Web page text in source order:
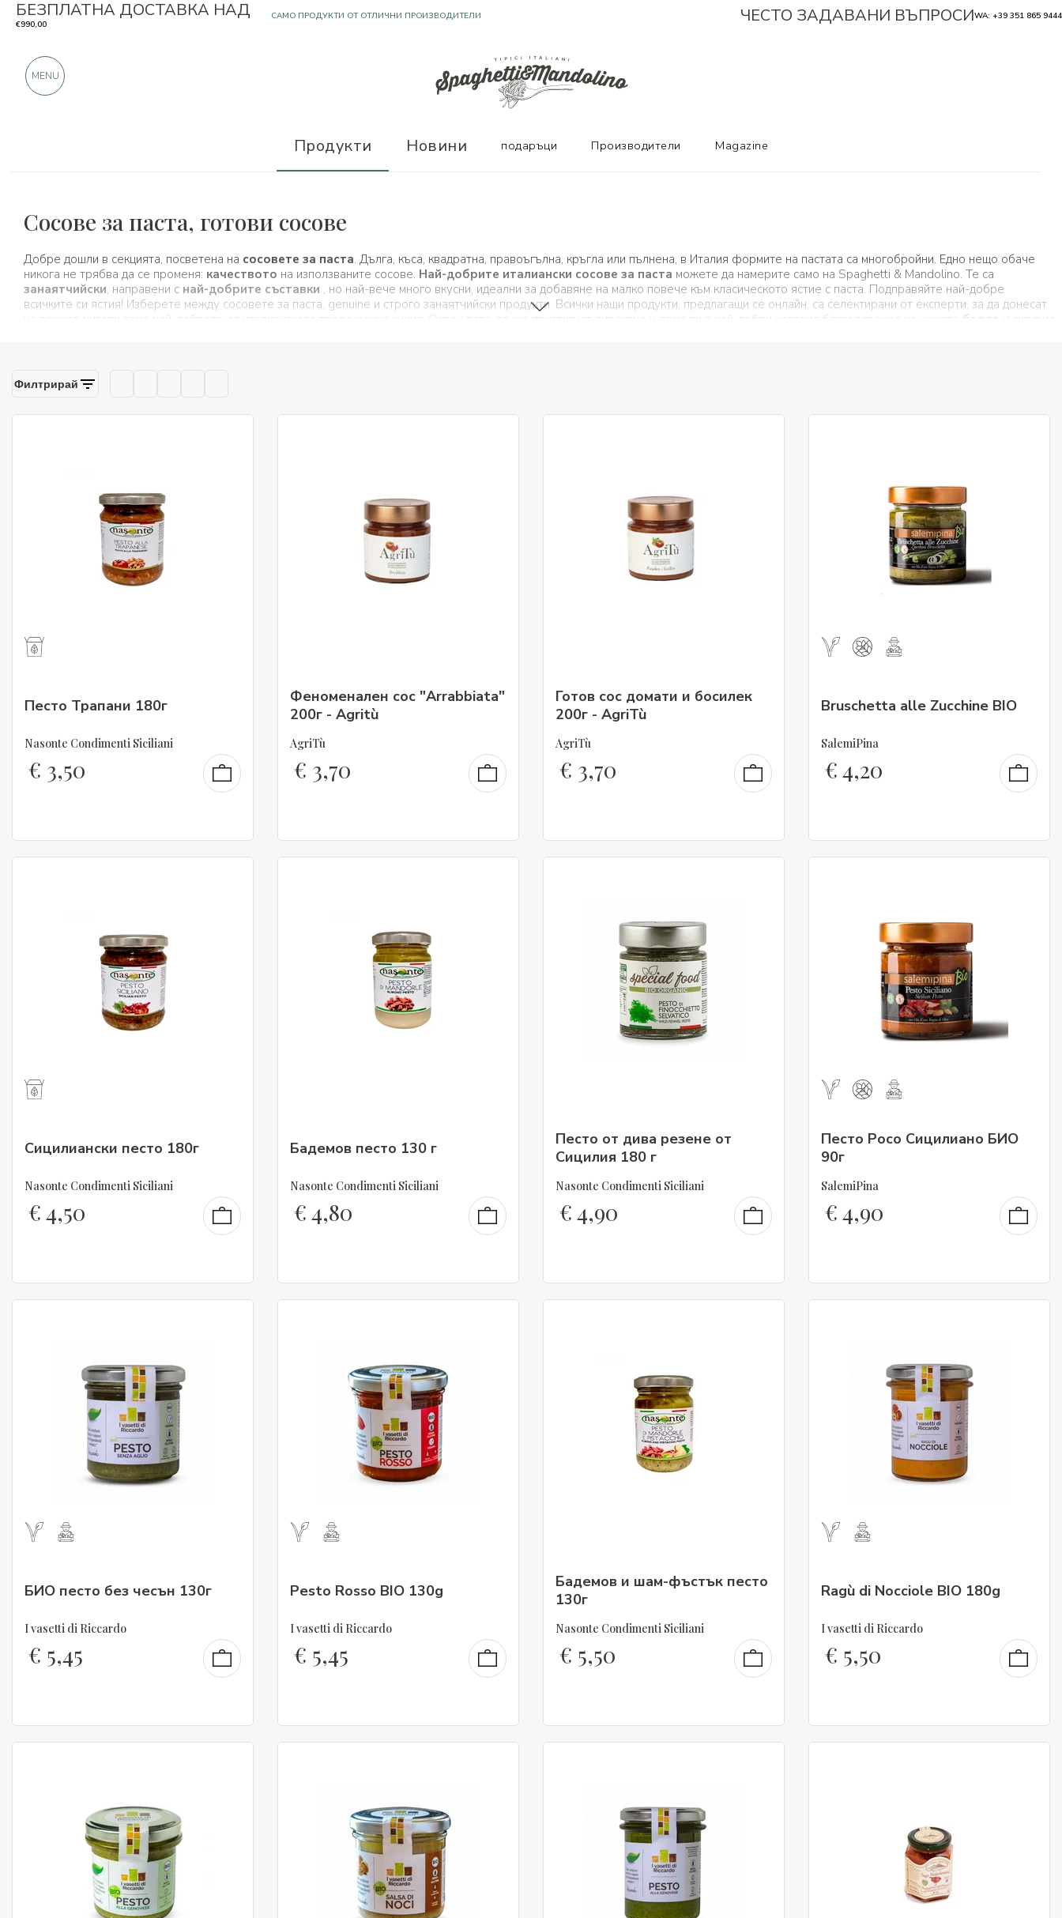
Сосове за паста, готови сосове
Добре дошли в секцията, посветена на сосовете за паста. Дълга, къса, квадратна, правоъгълна, кръгла или пълнена, в Италия формите на пастата са многобройни. Едно нещо обаче
никога не трябва да се променя: качеството на използваните сосове. Най-добрите италиански сосове за паста можете да намерите само на Spaghetti & Mandolino. Те са
занаятчийски, направени с най-добрите съставки , но най-вече много вкусни, идеални за добавяне на малко повече към класическото ястие с паста. Подправяйте най-добре
всичките си ястия! Изберете между сосовете за паста, genuinе и строго занаятчийски продукти. Всички наши продукти, предлагащи се онлайн, са селектирани от експерти, за да донесат
на вашите читави само най-доброто от италианската традиционна кухня. Освен това, те ще пристигнат директно у дома ви в най-добри условия благодарение на нашата бърза
Песто Трапани 180г
Nasonte Condimenti Siciliani
€ 3,50
Феноменален сос "Arrabbiata"
200г - Agritù
AgriTù
€ 3,70
Готов сос домати и босилек
200г - AgriTù
AgriTù
€ 3,70
Bruschetta alle Zucchine BIO
SalemiPina
€4,20
Сицилиански песто 180г
Nasonte Condimenti Siciliani
€4,50
Бадемов песто 130 г
Nasonte Condimenti Siciliani
€4,80
Песто от дива резене от
Сицилия 180 г
Nasonte Condimenti Siciliani
€4,90
Песто Росо Сицилиано БИО
90г
SalemiPina
€4,90
БИО песто без чесън 130г
I vasetti di Riccardo
€ 5,45
Pesto Rosso BIO 130g
I vasetti di Riccardo
€ 5,45
Бадемов и шам-фъстък песто
130г
Nasonte Condimenti Siciliani
€ 5,50
Ragù di Nocciole BIO 180g
I vasetti di Riccardo
€ 5,50
БЕЗПЛАТНА ДОСТАВКА НАД
€990,00
OЩЕ 900 ПОЛОЖИТЕЛНИ ОТЗИВИ ЧЕСТО ЗАДАВАНИ ВЪПРОСИWA: +39 351 865 9444
MENU
Продукти Новини подаръци Производители Magazine